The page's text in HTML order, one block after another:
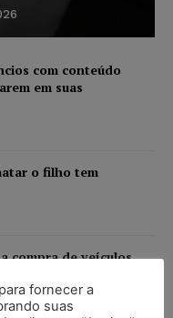
com conteúdo
em suas
o filho tem
compra de veículos
fornecer a
suas